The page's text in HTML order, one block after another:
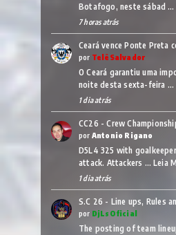
Botafogo, neste sábad …
7 horas atrás
Ceará vence Ponte Preta
por TelêSalvador
O Ceará garantiu uma
noite desta sexta-feira …
1 dia atrás
CC26 - Crew
por Antonio Rigano
D5L4 325 with
attack. Attackers … Leia
1 dia atrás
S.C 26 - Line ups, Rules
por DjLsOficial
The posting of team